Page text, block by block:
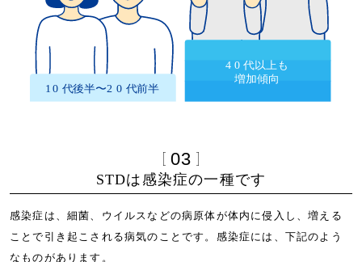
03
STDは感染症の一種です
感染症は、細菌、ウイルスなどの病原体が体内に侵入し、増える
ことで引き起こされる病気のことです。感染症には、下記のよう
なものがあります。